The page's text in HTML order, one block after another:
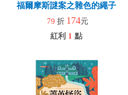
福爾摩斯謎案之雜色的繩子
79 折 174元
紅利 1 點